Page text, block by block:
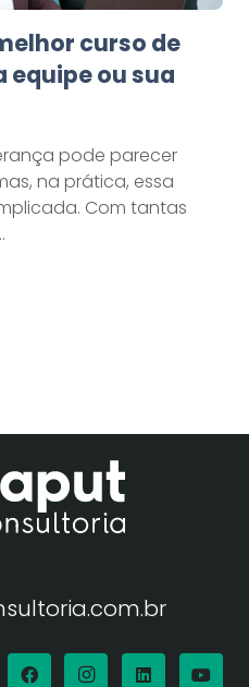
curso de
equipe ou sua
pode parecer
na prática, essa
Com tantas